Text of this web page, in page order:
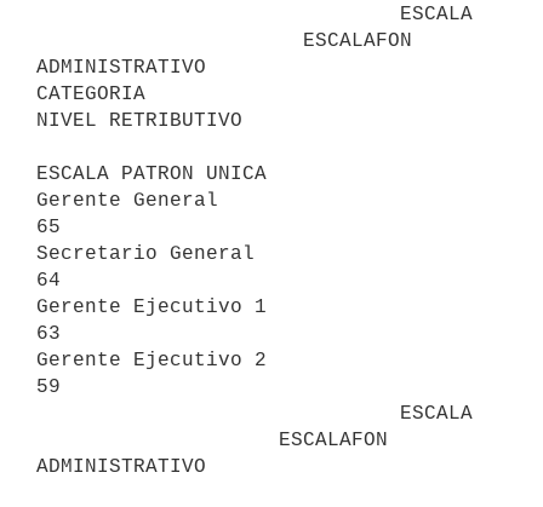
ADMINISTRATIVO
CATEGORIA
NIVEL RETRIBUTIVO
ESCALA PATRON UNICA
Gerente General
65
Secretario General
64
Gerente Ejecutivo 1
63
Gerente Ejecutivo 2
59
ADMINISTRATIVO